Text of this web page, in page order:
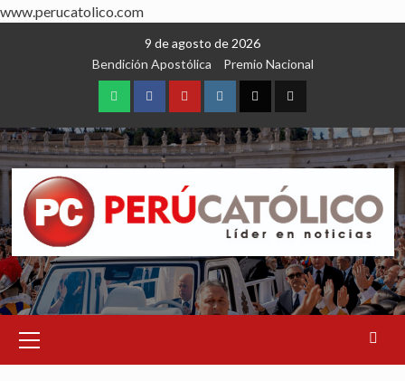
www.perucatolico.com
9 de agosto de 2026
Bendición Apostólica
Premio Nacional
WhatsAppFacebookYoutubeInstagram
X TikTok
Menu